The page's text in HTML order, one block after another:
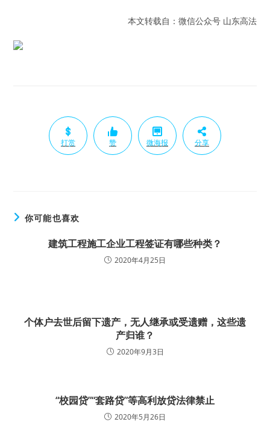
本文转载自：微信公众号 山东高法
打赏 赞 微海报 分享
你可能也喜欢
建筑工程施工企业工程签证有哪些种类？
2020年4月25日
个体户去世后留下遗产，无人继承或受遗赠，这些遗
产归谁？
2020年9月3日
“校园贷”“套路贷”等高利放贷法律禁止
2020年5月26日